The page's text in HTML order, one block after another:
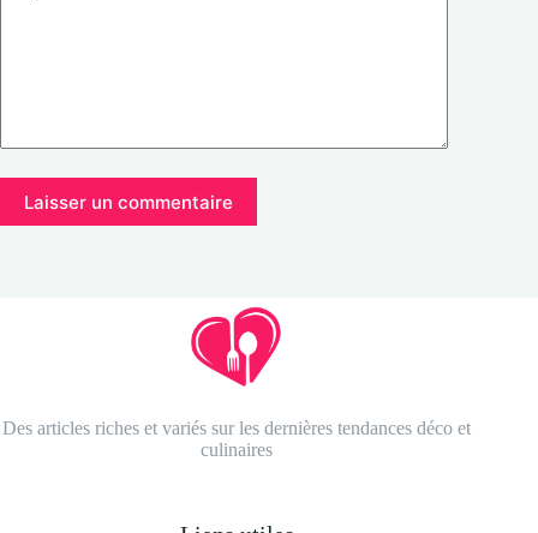
Laisser un commentaire
Des articles riches et variés sur les dernières tendances déco et
culinaires